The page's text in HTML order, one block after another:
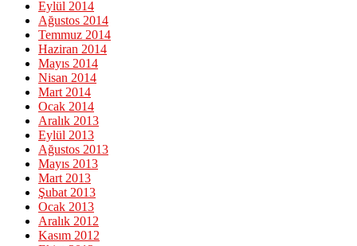
Eylül 2014
Ağustos 2014
Temmuz 2014
Haziran 2014
Mayıs 2014
Nisan 2014
Mart 2014
Ocak 2014
Aralık 2013
Eylül 2013
Ağustos 2013
Mayıs 2013
Mart 2013
Şubat 2013
Ocak 2013
Aralık 2012
Kasım 2012